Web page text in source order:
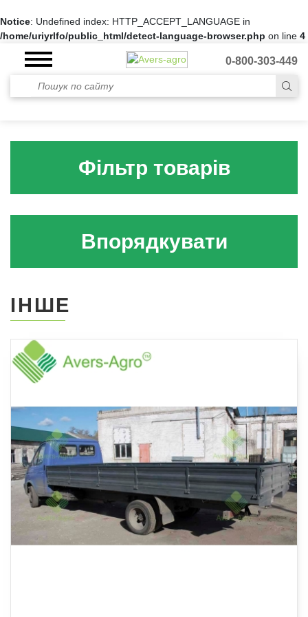
Notice: Undefined index: HTTP_ACCEPT_LANGUAGE in
/home/uriyrlfo/public_html/detect-language-browser.php on line 4
0-800-303-449
Фільтр товарів
Впорядкувати
ІНШЕ